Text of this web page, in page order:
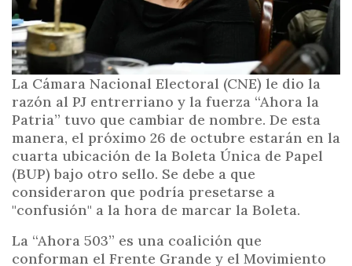
i
La Cámara Nacional Electoral (CNE) le dio la
razón al PJ entrerriano y la fuerza “Ahora la
Patria” tuvo que cambiar de nombre. De esta
manera, el próximo 26 de octubre estarán en la
cuarta ubicación de la Boleta Única de Papel
(BUP) bajo otro sello. Se debe a que
consideraron que podría presetarse a
"confusión" a la hora de marcar la Boleta.
La “Ahora 503” es una coalición que
conforman el Frente Grande y el Movimiento